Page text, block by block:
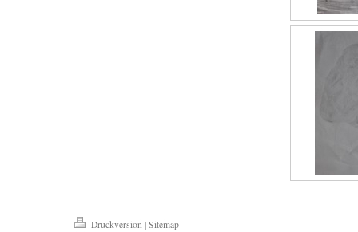
Druckversion | Sitemap